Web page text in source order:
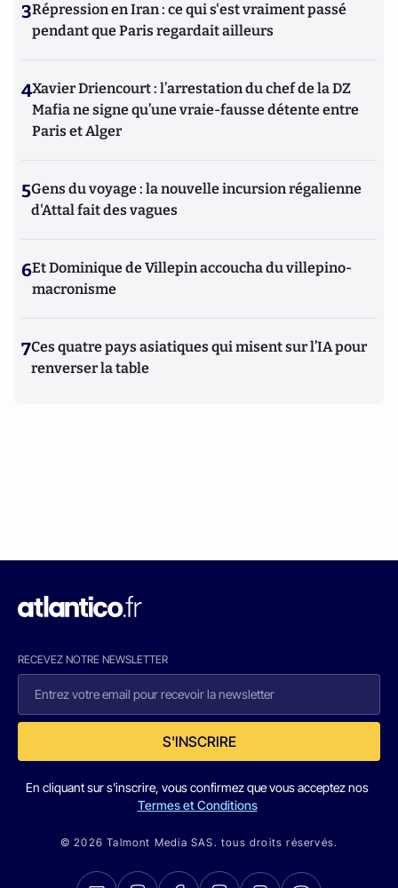
3Répression en Iran : ce qui s'est vraiment passé
pendant que Paris regardait ailleurs
4Xavier Driencourt : l’arrestation du chef de la DZ
Mafia ne signe qu’une vraie-fausse détente entre
Paris et Alger
5Gens du voyage : la nouvelle incursion régalienne
d'Attal fait des vagues
6Et Dominique de Villepin accoucha du villepino-
macronisme
7Ces quatre pays asiatiques qui misent sur l’IA pour
renverser la table
RECEVEZ NOTRE NEWSLETTER
S'INSCRIRE
En cliquant sur s'inscrire, vous confirmez que vous acceptez nos
Termes et Conditions
© 2026 Talmont Media SAS. tous droits réservés.